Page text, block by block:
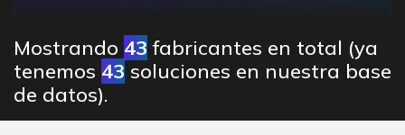
Mostrando 43 fabricantes en total (ya
tenemos 43 soluciones en nuestra base
de datos).